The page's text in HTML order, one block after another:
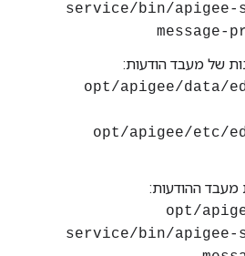
service/bin/apigee-
message-
של מעבד הודעות:
/opt/apigee/data/
/opt/apigee/etc/
ההודעות:
> /opt/
service/bin/apigee-